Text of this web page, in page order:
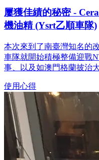
屢獲佳績的秘密 -
機油精 (Ysrt乙順車隊)
本次來到了南臺灣知名的
車隊就開始積極整備迎戰
事、以及如澳門格蘭披治
使用心得